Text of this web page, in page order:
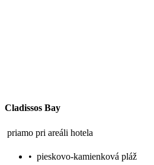
Cladissos Bay
priamo pri areáli hotela
• pieskovo-kamienková pláž